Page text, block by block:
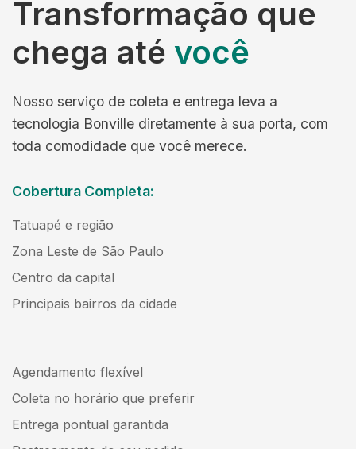
Transformação que
chega até você
Nosso serviço de coleta e entrega leva a
tecnologia Bonville diretamente à sua porta, com
toda comodidade que você merece.
Cobertura Completa:
Tatuapé e região
Zona Leste de São Paulo
Centro da capital
Principais bairros da cidade
Agendamento flexível
Coleta no horário que preferir
Entrega pontual garantida